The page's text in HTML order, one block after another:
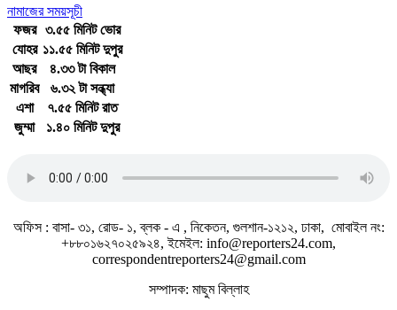
নামাজের সময়সূচী
ফজর
৩.৫৫ মিনিট ভোর
যোহর ১১.৫৫ মিনিট দুপুর
আছর
৪.৩৩ টা বিকাল
মাগরিব
৬.৩২ টা সন্ধ্যা
এশা
৭.৫৫ মিনিট রাত
জুম্মা
১.৪০ মিনিট দুপুর
অফিস : বাসা- ৩১, রোড- ১, ব্লক - এ , নিকেতন, গুলশান-১২১২, ঢাকা, মোবাইল নং:
+৮৮০১৬২৭০২৫৯২৪, ইমেইল: info@reporters24.com,
correspondentreporters24@gmail.com
সম্পাদক: মাছুম বিল্লাহ